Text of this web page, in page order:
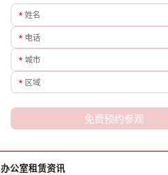
* 姓名
* 电话
* 城市
* 区域
免费预约参观
办公室租赁资讯